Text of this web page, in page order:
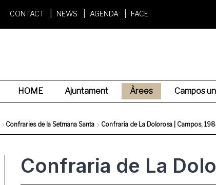
CONTACT NEWS AGENDA FACE
HOME Ajuntament Àrees Campos
Confraries de la Setmana Santa Confraria de La Dolorosa | Campos,
Confraria de La